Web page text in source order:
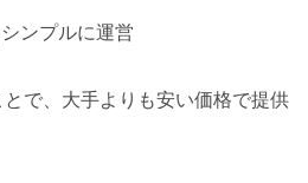
ンプルに運営
で、大手よりも安い価格で提供